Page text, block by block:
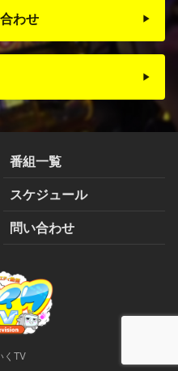
わせ
番組一覧
スケジュール
問い合わせ
くTV